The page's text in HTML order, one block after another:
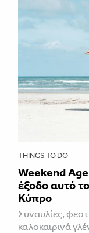
THINGS TO DO
Weekend
έξοδο αυτό
Κύπρο
Συναυλίες,
καλοκαιρινά